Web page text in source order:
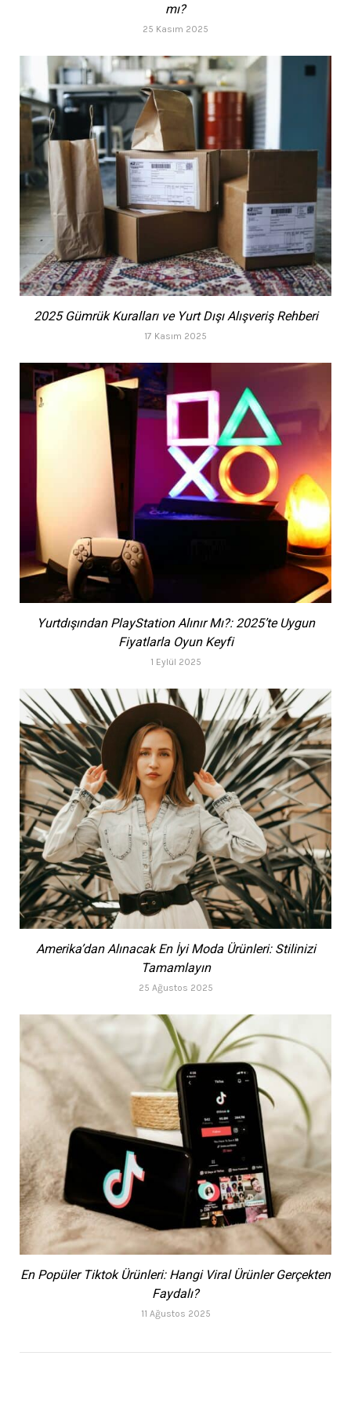
mı?
25 Kasım 2025
2025 Gümrük Kuralları ve Yurt Dışı Alışveriş Rehberi
17 Kasım 2025
Yurtdışından PlayStation Alınır Mı?: 2025’te Uygun
Fiyatlarla Oyun Keyfi
1 Eylül 2025
Amerika’dan Alınacak En İyi Moda Ürünleri: Stilinizi
Tamamlayın
25 Ağustos 2025
En Popüler Tiktok Ürünleri: Hangi Viral Ürünler Gerçekten
Faydalı?
11 Ağustos 2025